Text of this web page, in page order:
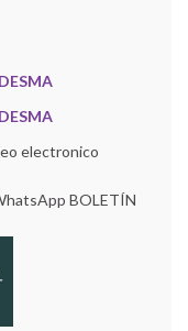
electronico
BOLETÍN